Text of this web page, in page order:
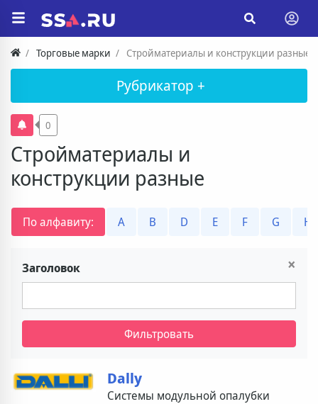
Торговые марки Стройматериалы и конструкции разные
Рубрикатор +
Стройматериалы и
конструкции разные
0
По алфавиту: A B D E F G H
×
Заголовок
Фильтровать
Dally
Системы модульной опалубки